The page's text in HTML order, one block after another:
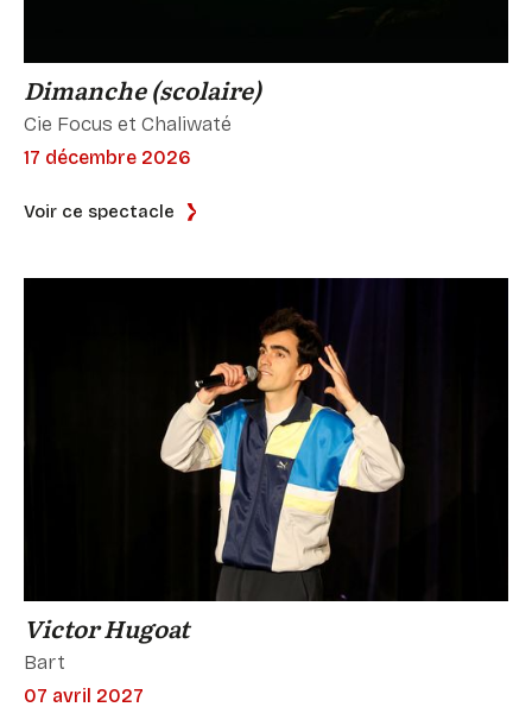
Dimanche (scolaire)
Cie Focus et Chaliwaté
17 décembre 2026
Voir ce spectacle
Victor Hugoat
Bart
07 avril 2027